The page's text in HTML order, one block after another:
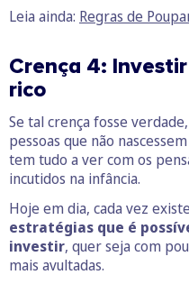
Leia ainda: Regras de
Crença 4:
rico
Se tal crença fosse
pessoas que não
tem tudo a ver com os
incutidos na infância.
Hoje em dia, cada vez
estratégias que é
investir, quer seja com
mais avultadas.